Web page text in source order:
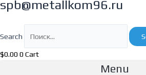
spb@metallkom96.ru
Search
$0.00 0 Cart
Menu